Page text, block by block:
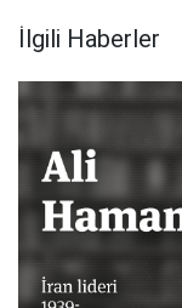
İlgili Haberler